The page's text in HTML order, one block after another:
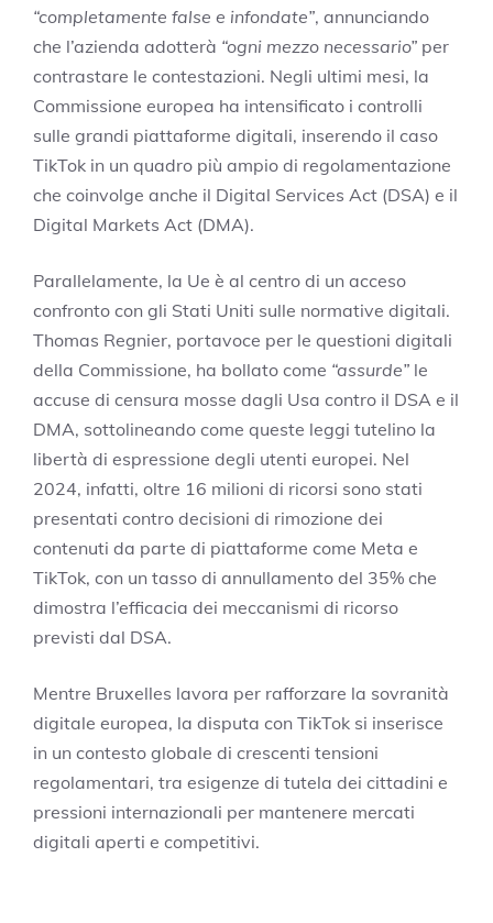
“completamente false e infondate”, annunciando
che l’azienda adotterà “ogni mezzo necessario” per
contrastare le contestazioni. Negli ultimi mesi, la
Commissione europea ha intensificato i controlli
sulle grandi piattaforme digitali, inserendo il caso
TikTok in un quadro più ampio di regolamentazione
che coinvolge anche il Digital Services Act (DSA) e il
Digital Markets Act (DMA).
Parallelamente, la Ue è al centro di un acceso
confronto con gli Stati Uniti sulle normative digitali.
Thomas Regnier, portavoce per le questioni digitali
della Commissione, ha bollato come “assurde” le
accuse di censura mosse dagli Usa contro il DSA e il
DMA, sottolineando come queste leggi tutelino la
libertà di espressione degli utenti europei. Nel
2024, infatti, oltre 16 milioni di ricorsi sono stati
presentati contro decisioni di rimozione dei
contenuti da parte di piattaforme come Meta e
TikTok, con un tasso di annullamento del 35% che
dimostra l’efficacia dei meccanismi di ricorso
previsti dal DSA.
Mentre Bruxelles lavora per rafforzare la sovranità
digitale europea, la disputa con TikTok si inserisce
in un contesto globale di crescenti tensioni
regolamentari, tra esigenze di tutela dei cittadini e
pressioni internazionali per mantenere mercati
digitali aperti e competitivi.